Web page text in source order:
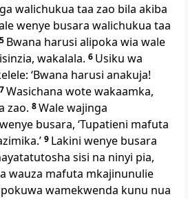
walichukua taa zao bila akiba
wenye busara walichukua taa
5 Bwana harusi alipoka wia wale
wakalala. 6 Usiku wa
‘Bwana harusi anakuja!
7Wasichana wote wakaamka,
zao. 8Wale wajinga
busara, ‘Tupatieni mafuta
9 Lakini wenye busara
sisi na ninyi pia,
wauza mafuta mkajinunulie
wamekwenda kunu nua